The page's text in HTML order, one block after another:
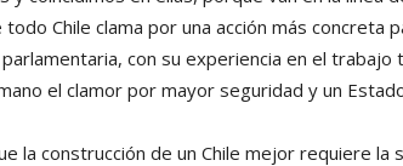
Chile clama por una acción más concreta
con su experiencia en el
el clamor por mayor seguridad y un
la construcción de un Chile mejor requiere